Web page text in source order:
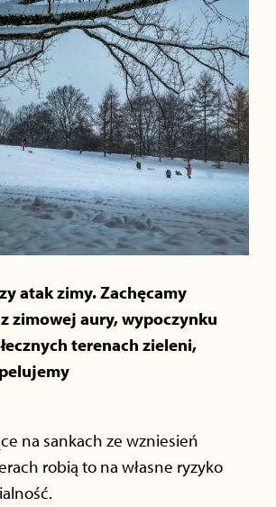
atak zimy. Zachęcamy
zimowej aury, wypoczynku
terenach zieleni,
na sankach ze wzniesień
robią to na własne ryzyko